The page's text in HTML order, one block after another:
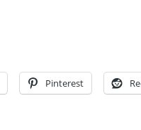
Pinterest